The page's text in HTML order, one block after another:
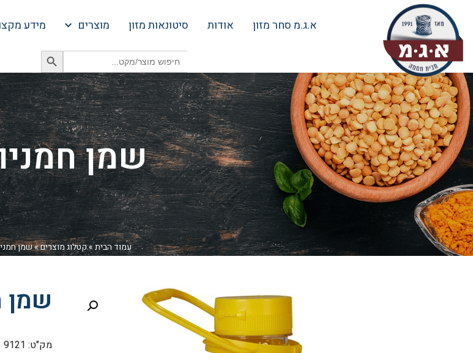
א.ג.מ סחר מזון אודות סיטונאות מזון מוצרים מידע
Search
for:
Search Button
שמן
עמוד הבית»קטלוג מוצרים»שמן
שמן
מק"ט: 9121